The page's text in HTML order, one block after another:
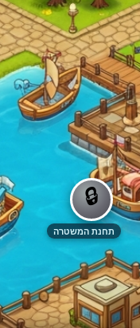
🔒
תחנת המשטרה